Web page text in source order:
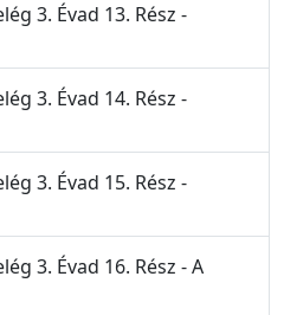
3. Évad 13. Rész -
3. Évad 14. Rész -
3. Évad 15. Rész -
3. Évad 16. Rész - A